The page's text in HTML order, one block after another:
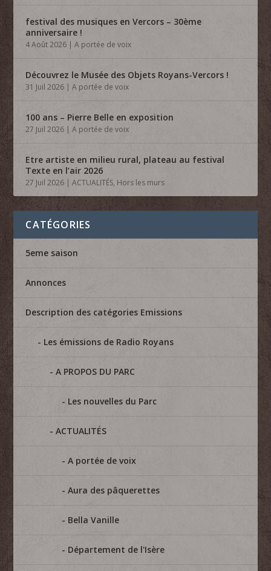
festival des musiques en Vercors – 30ème
anniversaire !
4 Août 2026 |A portée de voix
Découvrez le Musée des Objets Royans-Vercors !
31 Juil 2026 |A portée de voix
100 ans – Pierre Belle en exposition
27 Juil 2026 |A portée de voix
Etre artiste en milieu rural, plateau au festival
Texte en l’air 2026
27 Juil 2026 |ACTUALITÉS, Hors les murs
CATÉGORIES
5eme saison
Annonces
Description des catégories Emissions
Les émissions de Radio Royans
A PROPOS DU PARC
Les nouvelles du Parc
ACTUALITÉS
A portée de voix
Aura des pâquerettes
Bella Vanille
Département de l'Isère